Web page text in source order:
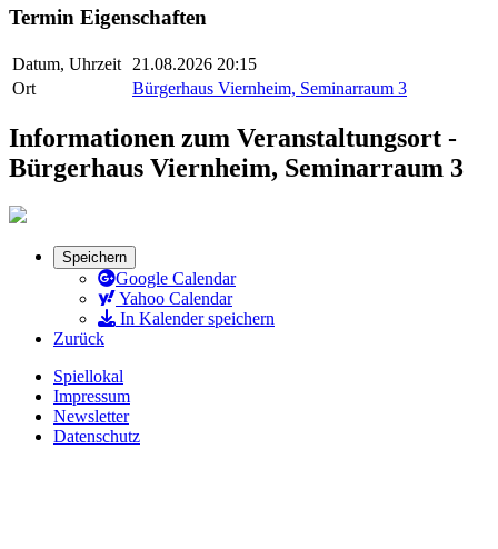
Termin Eigenschaften
Datum, Uhrzeit
21.08.2026 20:15
Ort
Bürgerhaus Viernheim, Seminarraum 3
Informationen zum Veranstaltungsort -
Bürgerhaus Viernheim, Seminarraum 3
Speichern
Google Calendar
Yahoo Calendar
In Kalender speichern
Zurück
Spiellokal
Impressum
Newsletter
Datenschutz